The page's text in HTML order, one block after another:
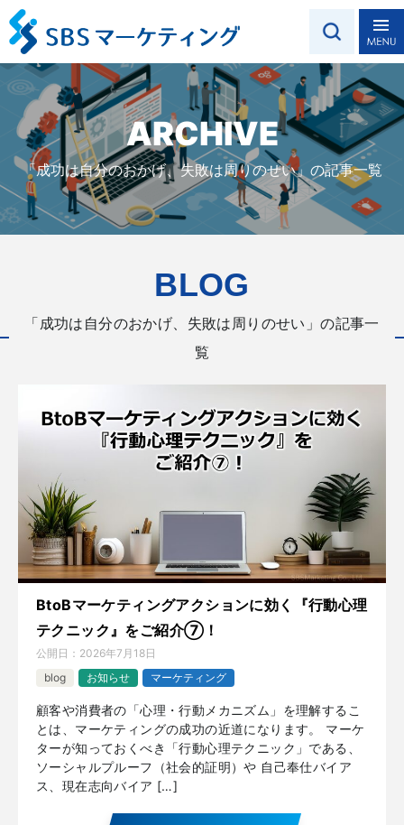
ARCHIVE
「成功は自分のおかげ、失敗は周りのせい」の記事一覧
BLOG
「成功は自分のおかげ、失敗は周りのせい」の記事一
覧
BtoBマーケティングアクションに効く『行動心理
テクニック』をご紹介⑦！
公開日： 2026年7月18日
blog
お知らせ マーケティング
顧客や消費者の「心理・行動メカニズム」を理解するこ
とは、マーケティングの成功の近道になります。 マーケ
ターが知っておくべき「行動心理テクニック」である、
ソーシャルプルーフ（社会的証明）や 自己奉仕バイア
ス、現在志向バイア […]